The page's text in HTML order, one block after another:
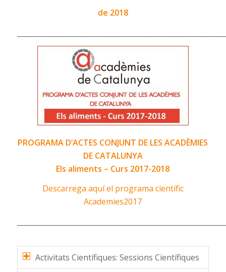
de 2018
PROGRAMA D’ACTES CONJUNT DE LES ACADÈMIES
DE CATALUNYA
Els aliments – Curs 2017-2018
Descarrega aquí el programa científic
Academies2017
Activitats Científiques: Sessions Científiques